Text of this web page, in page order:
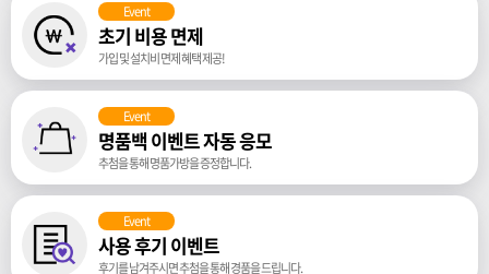
Event
초기 비용 면제
가입 및 설치비 면제 혜택 제공!
Event
명품백 이벤트 자동 응모
추첨을 통해 명품가방을 증정합니다.
Event
사용 후기 이벤트
후기를 남겨주시면 추첨을 통해 경품을 드립니다.